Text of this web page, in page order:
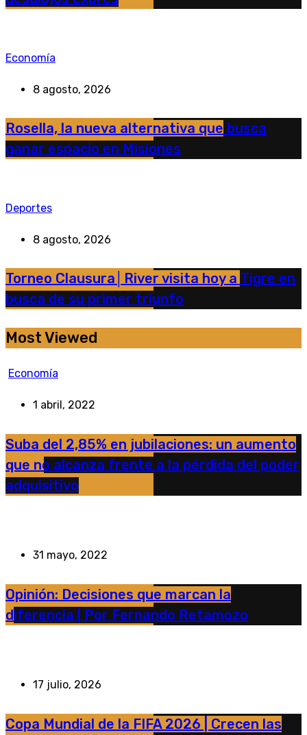
Economía
8 agosto, 2026
Rosella, la nueva alternativa que busca
ganar espacio en Misiones
Deportes
8 agosto, 2026
Torneo Clausura│River visita hoy a Tigre en
busca de su primer triunfo
Most Viewed
Economía
1 abril, 2022
Suba del 2,85% en jubilaciones: un aumento
que no alcanza frente a la pérdida del poder
adquisitivo
31 mayo, 2022
Opinión: Decisiones que marcan la
diferencia | Por Fernando Retamozo
17 julio, 2026
Copa Mundial de la FIFA 2026 | Crecen las